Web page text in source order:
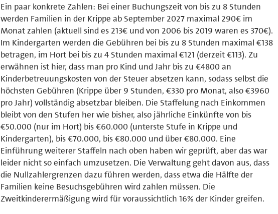
Ein paar konkrete Zahlen: Bei einer Buchungszeit von bis zu 8 Stunden
werden Familien in der Krippe ab September 2027 maximal 290€ im
Monat zahlen (aktuell sind es 213€ und von 2006 bis 2019 waren es 370€).
Im Kindergarten werden die Gebühren bei bis zu 8 Stunden maximal €138
betragen, im Hort bei bis zu 4 Stunden maximal €121 (derzeit €113). Zu
erwähnen ist hier, dass man pro Kind und Jahr bis zu €4800 an
Kinderbetreuungskosten von der Steuer absetzen kann, sodass selbst die
höchsten Gebühren (Krippe über 9 Stunden, €330 pro Monat, also €3960
pro Jahr) vollständig absetzbar bleiben. Die Staffelung nach Einkommen
bleibt von den Stufen her wie bisher, also jährliche Einkünfte von bis
€50.000 (nur im Hort) bis €60.000 (unterste Stufe in Krippe und
Kindergarten), bis €70.000, bis €80.000 und über €80.000. Eine
Einführung weiterer Staffeln nach oben haben wir geprüft, aber das war
leider nicht so einfach umzusetzen. Die Verwaltung geht davon aus, dass
die Nullzahlergrenzen dazu führen werden, dass etwa die Hälfte der
Familien keine Besuchsgebühren wird zahlen müssen. Die
Zweitkinderermäßigung wird für voraussichtlich 16% der Kinder greifen.